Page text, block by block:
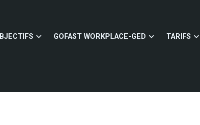
GOFAST WORKPLACE-GED TARIFS